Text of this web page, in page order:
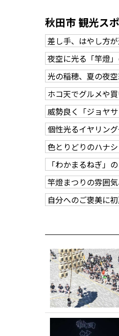
秋田市 観光ス
差し手、はやし方
夜空に光る「竿燈
光の稲穂、夏の夜
ホコ天でグルメや
威勢良く「ジョヤ
個性光るイヤリン
色とりどりのハナ
「わかまるねぎ」
竿燈まつりの雰囲
自分へのご褒美に